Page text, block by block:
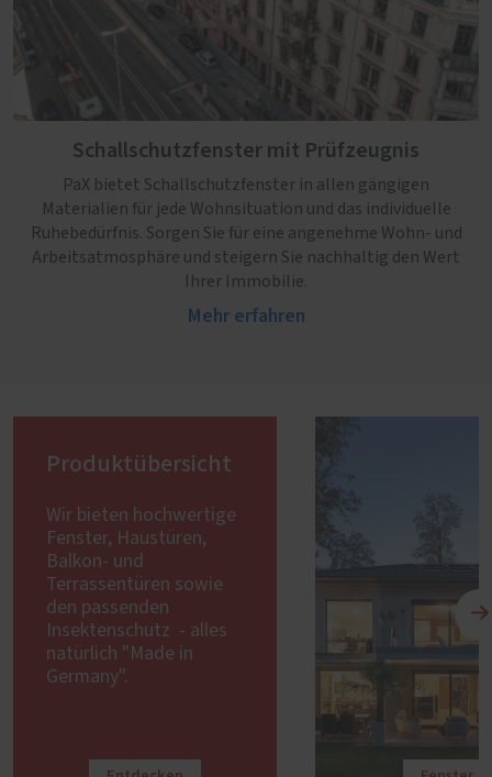
Schallschutzfenster mit Prüfzeugnis
PaX bietet Schallschutzfenster in allen gängigen
Materialien für jede Wohnsituation und das individuelle
Ruhebedürfnis. Sorgen Sie für eine angenehme Wohn- und
Arbeitsatmosphäre und steigern Sie nachhaltig den Wert
Ihrer Immobilie.
Mehr erfahren
Produktübersicht
Wir bieten hochwertige
Fenster, Haustüren,
Balkon- und
Terrassentüren sowie
den passenden
Insektenschutz - alles
natürlich "Made in
Germany".